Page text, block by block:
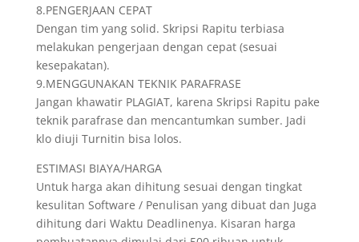
8.PENGERJAAN CEPAT
Dengan tim yang solid. Skripsi Rapitu terbiasa
melakukan pengerjaan dengan cepat (sesuai
kesepakatan).
9.MENGGUNAKAN TEKNIK PARAFRASE
Jangan khawatir PLAGIAT, karena Skripsi Rapitu pake
teknik parafrase dan mencantumkan sumber. Jadi
klo diuji Turnitin bisa lolos.
ESTIMASI BIAYA/HARGA
Untuk harga akan dihitung sesuai dengan tingkat
kesulitan Software / Penulisan yang dibuat dan Juga
dihitung dari Waktu Deadlinenya. Kisaran harga